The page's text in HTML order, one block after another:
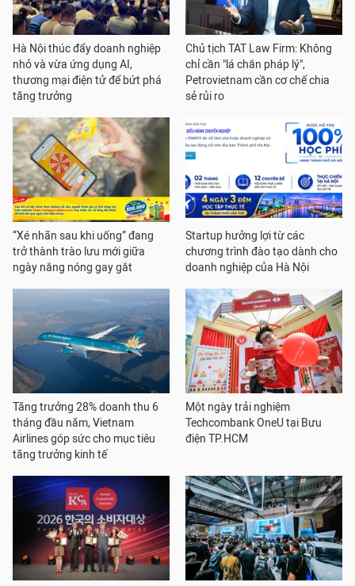
Hà Nội thúc đẩy doanh nghiệp
nhỏ và vừa ứng dụng AI,
thương mại điện tử để bứt phá
tăng trưởng
Chủ tịch TAT Law Firm: Không
chỉ cần "lá chắn pháp lý",
Petrovietnam cần cơ chế chia
sẻ rủi ro
“Xé nhãn sau khi uống” đang
trở thành trào lưu mới giữa
ngày nắng nóng gay gắt
Startup hưởng lợi từ các
chương trình đào tạo dành cho
doanh nghiệp của Hà Nội
Tăng trưởng 28% doanh thu 6
tháng đầu năm, Vietnam
Airlines góp sức cho mục tiêu
tăng trưởng kinh tế
Một ngày trải nghiệm
Techcombank OneU tại Bưu
điện TP.HCM